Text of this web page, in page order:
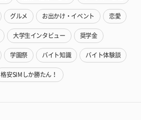
グルメ お出かけ・イベント 恋愛
大学生インタビュー 奨学金
学園祭 バイト知識 バイト体験談
格安SIMしか勝たん！